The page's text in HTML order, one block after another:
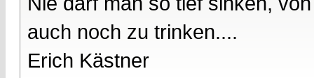
auch noch zu trinken....
Erich Kästner